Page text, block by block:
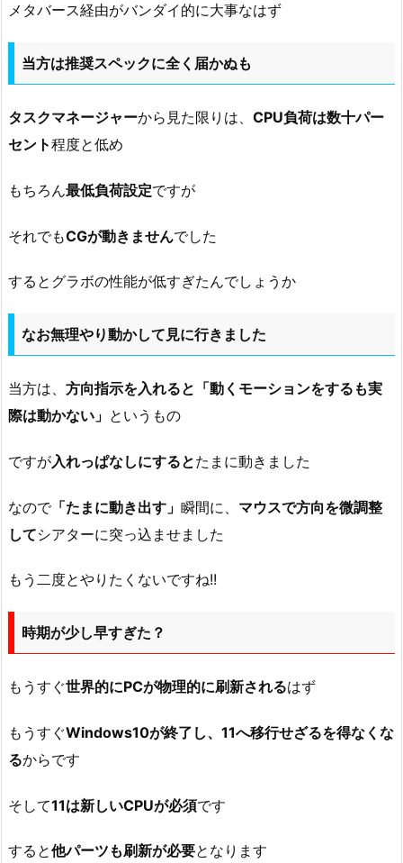
メタバース経由がバンダイ的に大事なはず
当方は推奨スペックに全く届かぬも
タスクマネージャーから見た限りは、 CPU負荷は数十パー
セント程度と低め
もちろん最低負荷設定ですが
それでもCGが動きませんでした
するとグラボの性能が低すぎたんでしょうか
なお無理やり動かして見に行きました
当方は、 方向指示を入れると「動くモーションをするも実
際は動かない」 というもの
ですが入れっぱなしにするとたまに動きました
なので「たまに動き出す」 瞬間に、 マウスで方向を微調整
してシアターに突っ込ませました
もう二度とやりたくないですね!!
時期が少し早すぎた？
もうすぐ世界的にPCが物理的に刷新されるはず
もうすぐWindows10が終了し、11へ移行せざるを得なくな
るからです
そして11は新しいCPUが必須です
すると他パーツも刷新が必要となります